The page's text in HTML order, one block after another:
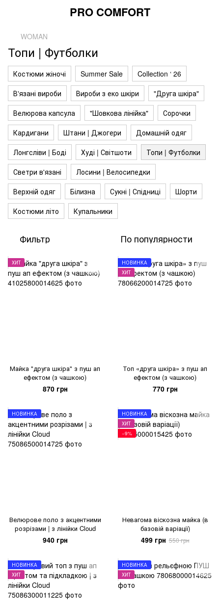
PRO COMFORT
WOMAN
Топи | Футболки
Костюми жіночі Summer Sale
Collection ‘ 26
В'язані вироби
Вироби з еко шкіри
"Друга шкіра"
Велюрова капсула
"Шовкова лінійка"
Сорочки
Кардигани
Штани | Джогери
Домашній одяг
Лонгсліви | Боді
Худі | Світшоти
Топи | Футболки
Светри в'язані
Лосини | Велосипедки
Верхній одяг
Білизна Сукні | Спідниці
Шорти
Костюми літо
Купальники
Фильтр По популярности
ХИТ
Майка "друга шкіра" з пуш ап
ефектом (з чашкою)
870 грн
НОВИНКА
ХИТ
Топ «друга шкіра» з пуш ап
ефектом (з чашкою)
770 грн
НОВИНКА
Велюрове поло з акцентними
розрізами | з лінійки Cloud
940 грн
НОВИНКА
ХИТ
−9%
Невагома віскозна майка (в
базовій варіації)
499 грн 550 грн
НОВИНКА
ХИТ
НОВИНКА
ХИТ